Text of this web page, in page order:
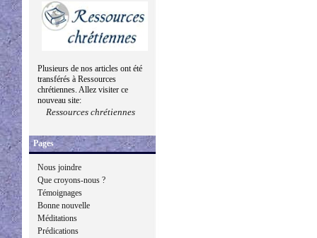
Plusieurs de nos articles ont été
transférés à Ressources
chrétiennes. Allez visiter ce
nouveau site:
Ressources chrétiennes
Pages
Nous joindre
Que croyons-nous ?
Témoignages
Bonne nouvelle
Méditations
Prédications